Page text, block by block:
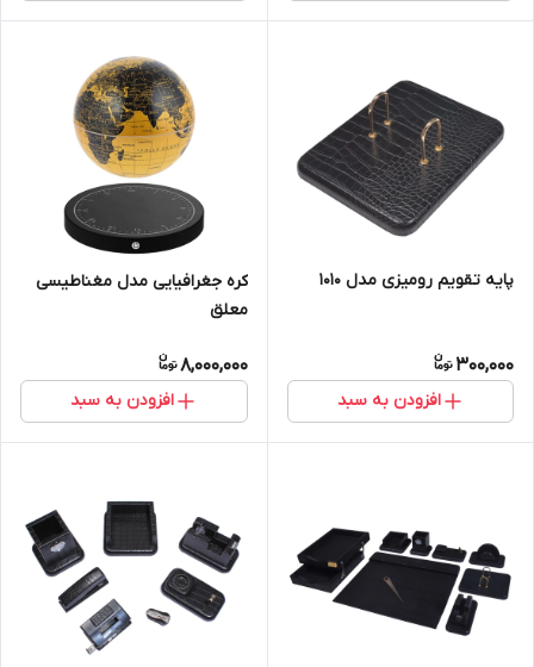
پایه تقویم رومیزی مدل ۱۰۱۰
300,000
افزودن به سبد
کره جغرافیایی مدل مغناطیسی
معلق
8,000,000
افزودن به سبد